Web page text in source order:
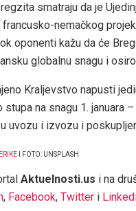
smatraju da je
nemačkog
oponenti kažu da će
globalnu snagu i
Kraljevstvo napusti
na snagu 1. januara
uvozu i izvozu i
I FOTO: UNSPLASH
Aktuelnosti.us i na
, Facebook, Twitter i